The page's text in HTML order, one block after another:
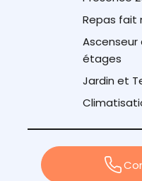
Repas fait
étages
Jardin et